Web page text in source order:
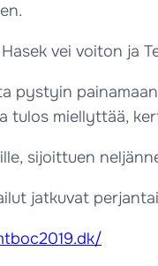
vei voiton ja
pystyin
tulos miellyttää,
sijoittuen
jatkuvat